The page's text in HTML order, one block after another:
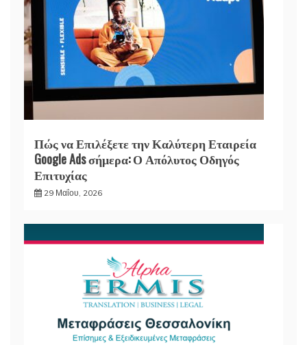
Πώς να Επιλέξετε την Καλύτερη Εταιρεία
Google Ads σήμερα: Ο Απόλυτος Οδηγός
Επιτυχίας
29 Μαΐου, 2026